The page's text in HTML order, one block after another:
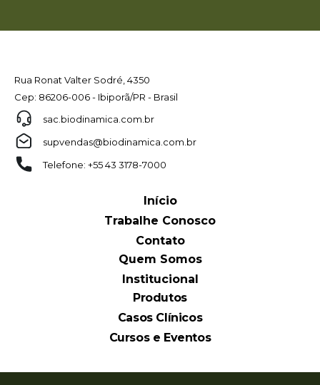
Rua Ronat Valter Sodré, 4350
Cep: 86206-006 - Ibiporã/PR - Brasil
sac.biodinamica.com.br
supvendas@biodinamica.com.br
Telefone: +55 43 3178-7000
Início
Trabalhe Conosco
Contato
Quem Somos
Institucional
Produtos
Casos Clínicos
Cursos e Eventos